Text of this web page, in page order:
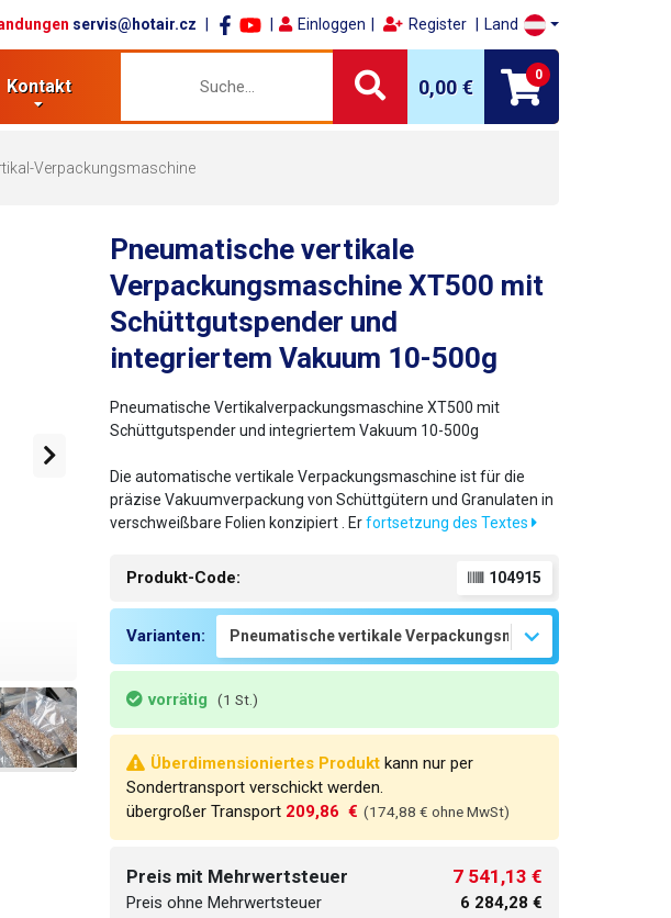
servis@hotair.cz Einloggen Register Land
Kontakt 0,00 €
0
Verpackungsmaschine
Pneumatische vertikale
Verpackungsmaschine XT500 mit
Schüttgutspender und
integriertem Vakuum 10-500g
Pneumatische Vertikalverpackungsmaschine XT500 mit
Schüttgutspender und integriertem Vakuum 10-500g
Die automatische vertikale Verpackungsmaschine ist für die
präzise Vakuumverpackung von Schüttgütern und Granulaten in
verschweißbare Folien konzipiert . Erfortsetzung des Textes
Produkt-Code: 104915
Varianten:
vorrätig (1 St.)
Überdimensioniertes Produkt kann nur per
Sondertransport verschickt werden.
übergroßer Transport 209,86  € (174,88 € ohne MwSt)
Preis mit Mehrwertsteuer
Preis ohne Mehrwertsteuer
7 541,13 €
6 284,28 €